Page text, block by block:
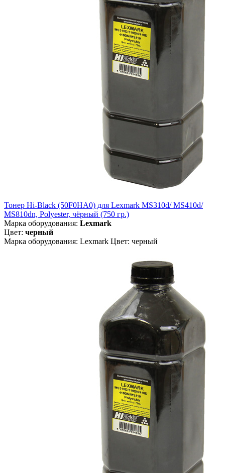
Тонер Hi-Black (50F0HA0) для Lexmark MS310d/ MS410d/
MS810dn, Polyester, чёрный (750 гр.)
Марка оборудования: Lexmark
Цвет: черный
Марка оборудования: Lexmark Цвет: черный